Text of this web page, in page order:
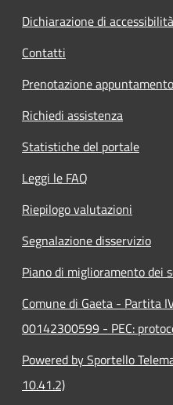
Dichiarazione di accessibilità
Contatti
Prenotazione appuntamento
Richiedi assistenza
Statistiche del portale
Leggi le FAQ
Riepilogo valutazioni
Segnalazione disservizio
Piano di miglioramento dei
Comune di Gaeta - Partita
00142300599 - PEC:
Powered by Sportello
10.41.2)